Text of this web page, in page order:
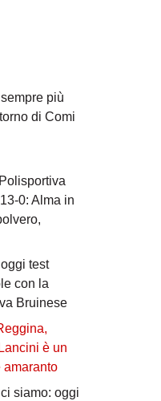
più
di Comi
0: Alma in
test
con la
Bruinese
è un
amaranto
siamo: oggi